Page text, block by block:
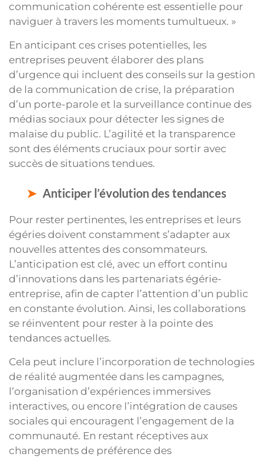
communication cohérente est essentielle pour
naviguer à travers les moments tumultueux. »
En anticipant ces crises potentielles, les
entreprises peuvent élaborer des plans
d’urgence qui incluent des conseils sur la gestion
de la communication de crise, la préparation
d’un porte-parole et la surveillance continue des
médias sociaux pour détecter les signes de
malaise du public. L’agilité et la transparence
sont des éléments cruciaux pour sortir avec
succès de situations tendues.
Anticiper l’évolution des tendances
Pour rester pertinentes, les entreprises et leurs
égéries doivent constamment s’adapter aux
nouvelles attentes des consommateurs.
L’anticipation est clé, avec un effort continu
d’innovations dans les partenariats égérie-
entreprise, afin de capter l’attention d’un public
en constante évolution. Ainsi, les collaborations
se réinventent pour rester à la pointe des
tendances actuelles.
Cela peut inclure l’incorporation de technologies
de réalité augmentée dans les campagnes,
l’organisation d’expériences immersives
interactives, ou encore l’intégration de causes
sociales qui encouragent l’engagement de la
communauté. En restant réceptives aux
changements de préférence des